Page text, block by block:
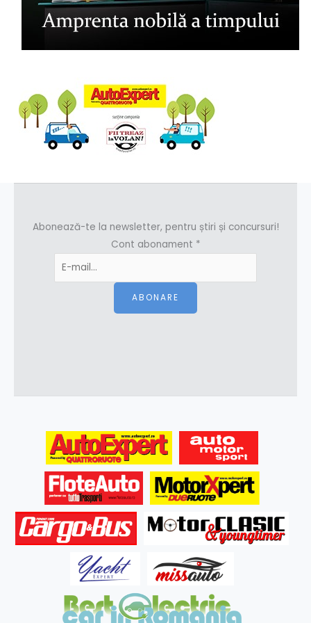
Abonează-te la newsletter, pentru știri și concursuri!
Cont abonament *
ABONARE